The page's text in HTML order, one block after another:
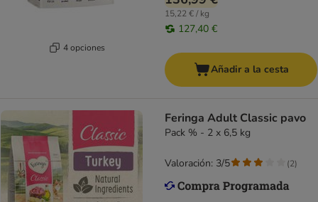
4 opciones
15,22 € / kg
127,40 €
Añadir a la cesta
Feringa Adult Classic pavo
Pack % - 2 x 6,5 kg
Valoración: 3/5 (2)